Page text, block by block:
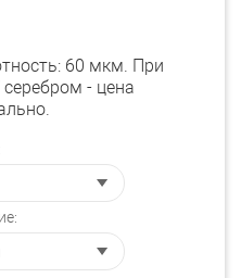
60 мкм. При
- цена